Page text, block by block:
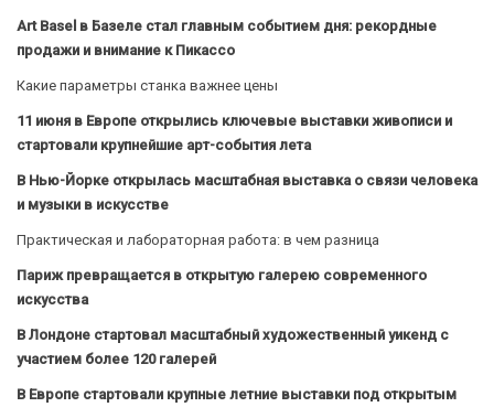
Art Basel в Базеле стал главным событием дня: рекордные
продажи и внимание к Пикассо
Какие параметры станка важнее цены
11 июня в Европе открылись ключевые выставки живописи и
стартовали крупнейшие арт-события лета
В Нью-Йорке открылась масштабная выставка о связи человека
и музыки в искусстве
Практическая и лабораторная работа: в чем разница
Париж превращается в открытую галерею современного
искусства
В Лондоне стартовал масштабный художественный уикенд с
участием более 120 галерей
В Европе стартовали крупные летние выставки под открытым